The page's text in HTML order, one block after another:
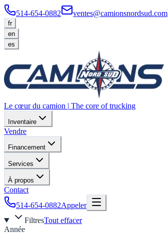
514-654-0882 ventes@camionsnordsud.com
fr
en
es
Le cœur du camion | The core of trucking
Inventaire
Vendre
Financement
Services
À propos
Contact
514-654-0882Appeler
FiltresTout effacer
Année